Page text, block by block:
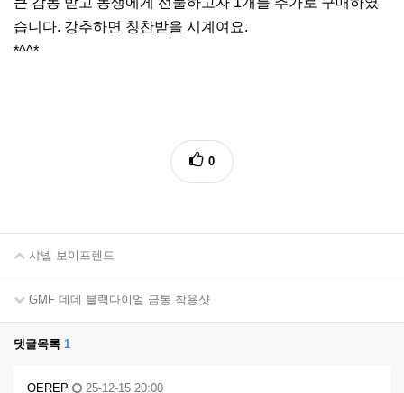
습니다. 강추하면 칭찬받을 시계여요.
*^^*
0
샤넬 보이프렌드
GMF 데데 블랙다이얼 금통 착용샷
댓글목록 1
OEREP 25-12-15 20:00